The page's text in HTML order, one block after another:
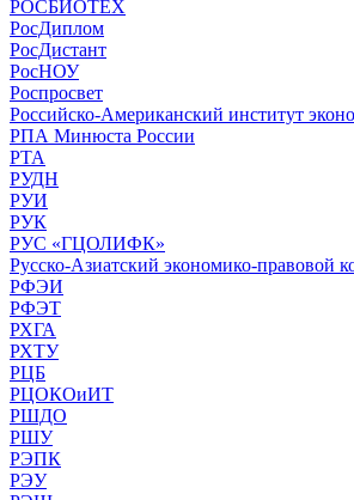
РОСБИОТЕХ
РосДиплом
РосДистант
РосНОУ
Роспросвет
Российско-Американский институт
РПА Минюста России
РТА
РУДН
РУИ
РУК
РУС «ГЦОЛИФК»
Русско-Азиатский экономико-правовой
РФЭИ
РФЭТ
РХГА
РХТУ
РЦБ
РЦОКОиИТ
РШДО
РШУ
РЭПК
РЭУ